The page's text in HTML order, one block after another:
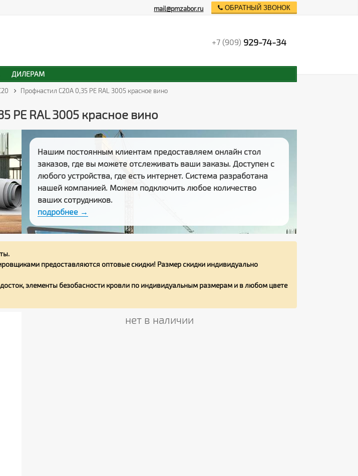
Профнастил С20А 0,35 PE RAL 3005 красное вино
PE RAL 3005 красное вино
Нашим постоянным клиентам предоставляем онлайн стол
заказов, где вы можете отслеживать ваши заказы. Доступен с
любого устройства, где есть интернет. Система разработана
нашей компанией. Можем подключить любое количество
ваших сотрудников.
подробнее →
предоставляются оптовые скидки! Размер скидки индивидуально
элементы безобасности кровли по индивидуальным размерам и в любом цвете
нет в наличии
mail@pmzabor.ru ОБРАТНЫЙ ЗВОНОК
+7 (909) 929-74-34
ДИЛЕРАМ